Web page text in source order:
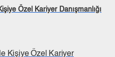
Özel Kariyer Danışmanlığı
Kişiye Özel Kariyer